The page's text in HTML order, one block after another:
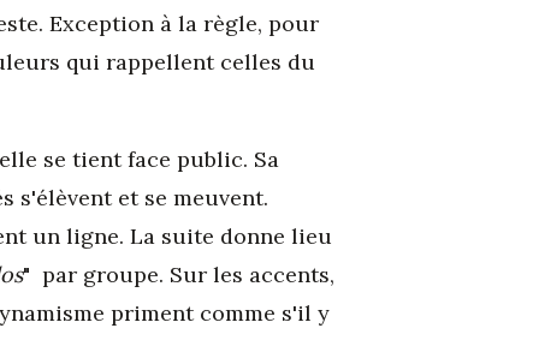
Exception à la règle, pour
qui rappellent celles du
se tient face public. Sa
s'élèvent et se meuvent.
un ligne. La suite donne lieu
" par groupe. Sur les accents,
priment comme s'il y